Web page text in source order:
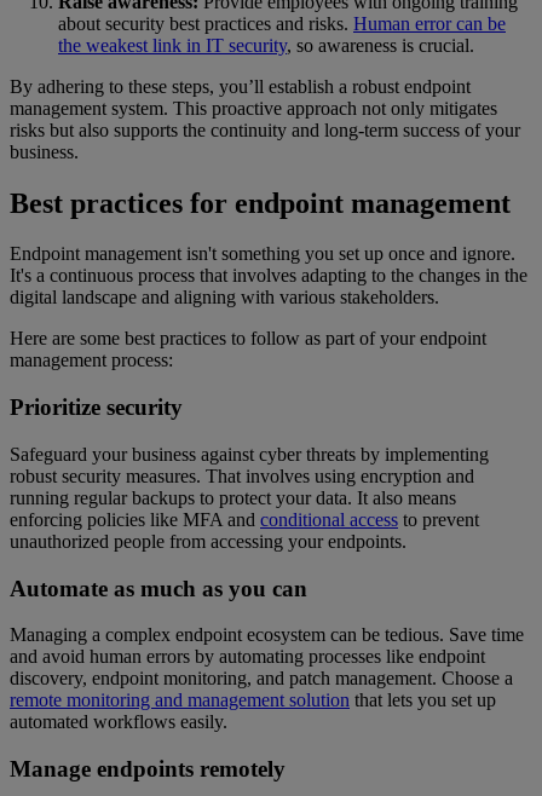
about security best practices and risks. Human error can be
the weakest link in IT security, so awareness is crucial.
By adhering to these steps, you’ll establish a robust endpoint
management system. This proactive approach not only mitigates
risks but also supports the continuity and long-term success of your
business.
Best practices for endpoint management
Endpoint management isn't something you set up once and ignore.
It's a continuous process that involves adapting to the changes in the
digital landscape and aligning with various stakeholders.
Here are some best practices to follow as part of your endpoint
management process:
Prioritize security
Safeguard your business against cyber threats by implementing
robust security measures. That involves using encryption and
running regular backups to protect your data. It also means
enforcing policies like MFA and conditional access to prevent
unauthorized people from accessing your endpoints.
Automate as much as you can
Managing a complex endpoint ecosystem can be tedious. Save time
and avoid human errors by automating processes like endpoint
discovery, endpoint monitoring, and patch management. Choose a
remote monitoring and management solution that lets you set up
automated workflows easily.
Manage endpoints remotely